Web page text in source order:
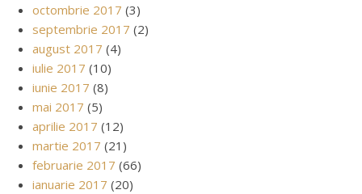
octombrie 2017 (3)
septembrie 2017 (2)
august 2017 (4)
iulie 2017 (10)
iunie 2017 (8)
mai 2017 (5)
aprilie 2017 (12)
martie 2017 (21)
februarie 2017 (66)
ianuarie 2017 (20)